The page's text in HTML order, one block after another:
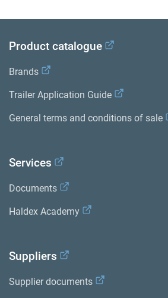
Product catalogue
Brands
Trailer Application Guide
General terms and conditions of sale
Services
Documents
Haldex Academy
Suppliers
Supplier documents